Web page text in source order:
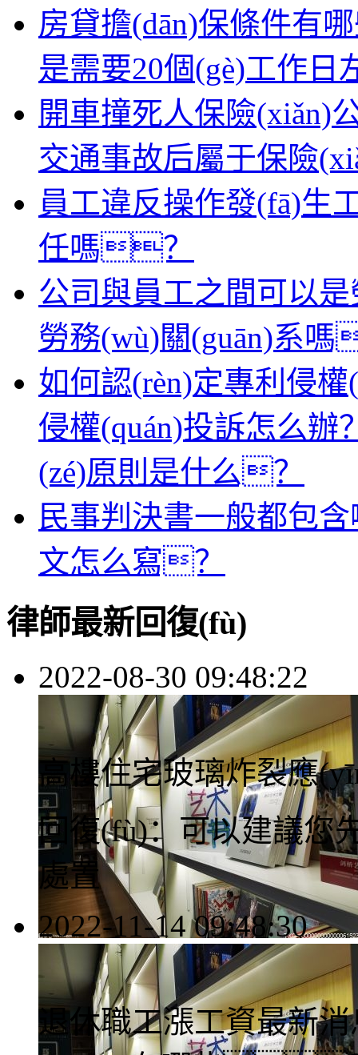
房貸擔(dān)保條件
是需要20個(gè)工作日
開車撞死人保險
交通事故后屬于保險
員工違反操作發(fā)生
任嗎？
公司與員工之間可以
勞務(wù)關(guān)
如何認(rèn)定專利侵
侵權(quán)投訴怎么辦
(zé)原則是什么？
民事判決書一般都包
文怎么寫？
律師最新回復(fù)
2022-08-30 09:48:22
律師回答區(qū)
高樓住宅玻璃炸裂應
回復(fù)： 可以建議您
處置
2022-11-14 09:48:30
退休職工漲工資最新